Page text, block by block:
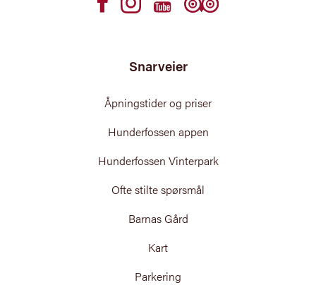
Snarveier
Åpningstider og priser
Hunderfossen appen
Hunderfossen Vinterpark
Ofte stilte spørsmål
Barnas Gård
Kart
Parkering